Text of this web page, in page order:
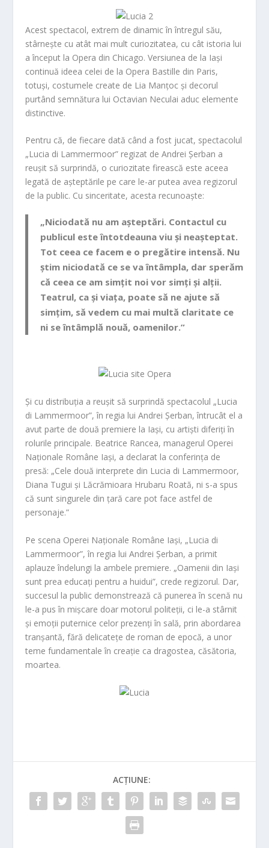
Acest spectacol, extrem de dinamic în întregul său,
stârnește cu atât mai mult curiozitatea, cu cât istoria lui
a început la Opera din Chicago. Versiunea de la Iași
continuă ideea celei de la Opera Bastille din Paris,
totuși, costumele create de Lia Manțoc și decorul
purtând semnătura lui Octavian Neculai aduc elemente
distinctive.
Pentru că, de fiecare dată când a fost jucat, spectacolul
„Lucia di Lammermoor” regizat deAndrei Șerban a
reușit să surprindă, o curiozitate firească este aceea
legată de așteptările pe care le-ar putea avea regizorul
de la public. Cu sinceritate, acesta recunoaște:
„Niciodată nu am așteptări. Contactul cu
publicul este întotdeauna viu și neașteptat.
Tot ceea ce facem e o pregătire intensă. Nu
știm niciodată ce se va întâmpla, dar sperăm
că ceea ce am simțit noi vor simți și alții.
Teatrul, ca și viața, poate să ne ajute să
simțim, să vedem cu mai multă claritate ce
ni se întâmplă nouă, oamenilor.”
Și cu distribuția a reușit să surprindă spectacolul „Lucia
di Lammermoor”, în regia luiAndrei Șerban, întrucât el a
avut parte de două premiere la Iași, cu artiști diferiți în
rolurile principale. Beatrice Rancea, managerul Operei
Naționale Române Iași, a declarat la conferința de
presă: „Cele două interprete din Lucia di Lammermoor,
Diana Tugui și Lăcrămioara Hrubaru Roată, ni s-a spus
că sunt singurele din țară care pot face astfel de
personaje.”
Pe scena Operei Naționale Române Iași, „Lucia di
Lammermoor”, în regia luiAndrei Șerban, a primit
aplauze îndelungi la ambele premiere. „Oamenii din Iași
sunt prea educați pentru a huidui”, crede regizorul. Dar,
succesul la public demonstrează că punerea în scenă nu
le-a pus în mișcare doar motorul politeții, ci le-a stârnit
și emoții puternice celor prezenți în sală, prin abordarea
tranșantă, fără delicatețe de roman de epocă, a unor
teme fundamentale în creație ca dragostea, căsătoria,
moartea.
ACȚIUNE: